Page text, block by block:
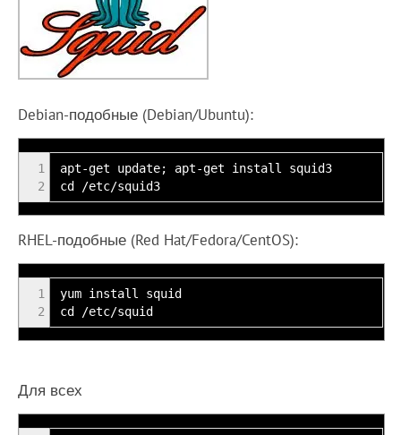
Debian-подобные (Debian/Ubuntu):
1
2
apt-get update; apt-get install squid3
cd /etc/squid3
RHEL-подобные (Red Hat/Fedora/CentOS):
1
2
yum install squid
cd /etc/squid
Для всех